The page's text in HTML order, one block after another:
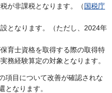
が非課税となります。（国税庁
となります。（ただし、2024年
育士資格を取得する際の取得特
務経験算定の対象となります。
項目について改善が確認されな
となります。